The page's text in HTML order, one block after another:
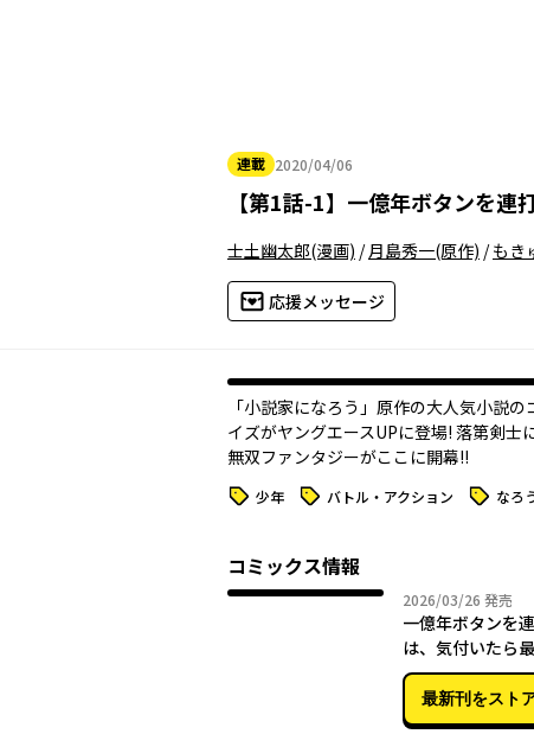
連載 2020/04/06
2020年04月06日
【第1話-1】 一億年ボタンを連
士土幽太郎(漫画) /月島秀一(原作) /もき
応援メッセージ
「小説家になろう」原作の大人気小説の
イズがヤングエースUPに登場! 落第剣士
無双ファンタジーがここに開幕!!
タグ 少年 タグ バトル・アクション タグ なろ
コミックス情報
2026/03/26 2026年
発売
一億年ボタンを
は、気付いたら
ていた ～落第剣
双～ （10）
最新刊をスト